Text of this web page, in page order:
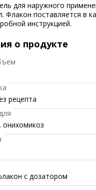
для наружного
Флакон поставляется в
инструкцией.
о продукте
рецепта
онихомикоз
с дозатором